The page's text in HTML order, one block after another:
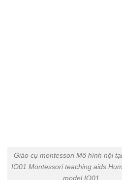
Giáo cụ montessori Mô hình nội
IO01 Montessori teaching aids
model IO01